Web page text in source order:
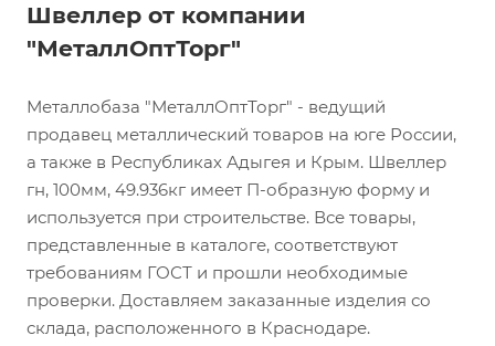
Швеллер от компании
"МеталлОптТорг"
Металлобаза "МеталлОптТорг" - ведущий
продавец металлический товаров на юге России,
а также в Республиках Адыгея и Крым. Швеллер
гн, 100мм, 49.936кг имеет П-образную форму и
используется при строительстве. Все товары,
представленные в каталоге, соответствуют
требованиям ГОСТ и прошли необходимые
проверки. Доставляем заказанные изделия со
склада, расположенного в Краснодаре.